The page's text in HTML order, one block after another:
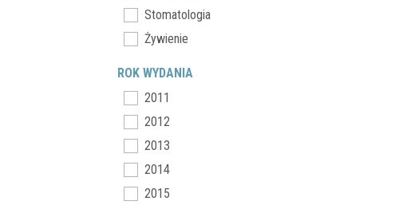
Stomatologia
Żywienie
ROK WYDANIA
2011
2012
2013
2014
2015